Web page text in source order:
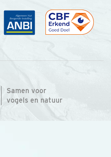
Samen voor
vogels en natuur